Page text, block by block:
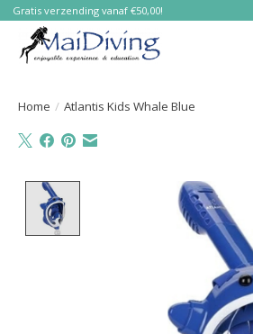
Gratis verzending vanaf €50,00!
Home / Atlantis Kids Whale Blue
Product image